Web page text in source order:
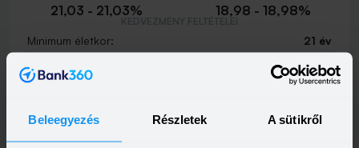
Beleegyezés Részletek A sütikről
21,03 - 21,03% 18,98 - 18,98%
Minimum életkor:
21 év
Minimum munkaviszony:
3 hónap
Minimum jövedelem:
214 662 Ft